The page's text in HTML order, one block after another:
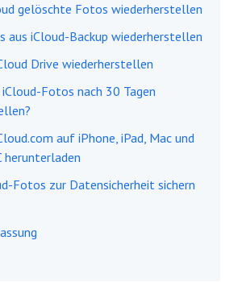
gelöschte Fotos wiederherstellen
aus iCloud-Backup wiederherstellen
Drive wiederherstellen
iCloud-Fotos nach 30 Tagen
auf iPhone, iPad, Mac und
herunterladen
Fotos zur Datensicherheit sichern